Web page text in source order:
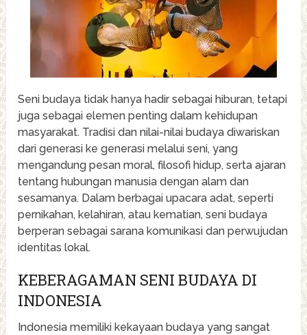
Seni budaya tidak hanya hadir sebagai hiburan, tetapi
juga sebagai elemen penting dalam kehidupan
masyarakat. Tradisi dan nilai-nilai budaya diwariskan
dari generasi ke generasi melalui seni, yang
mengandung pesan moral, filosofi hidup, serta ajaran
tentang hubungan manusia dengan alam dan
sesamanya. Dalam berbagai upacara adat, seperti
pernikahan, kelahiran, atau kematian, seni budaya
berperan sebagai sarana komunikasi dan perwujudan
identitas lokal.
KEBERAGAMAN SENI BUDAYA DI
INDONESIA
Indonesia memiliki kekayaan budaya yang sangat